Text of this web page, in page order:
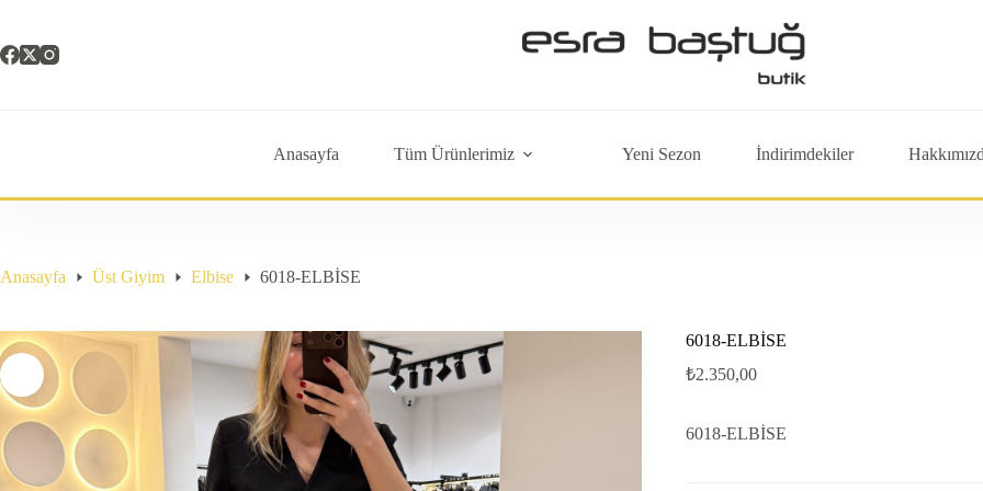
content
Anasayfa Tüm Ürünlerimiz Yeni Sezon İndirimdekiler
Anasayfa Üst Giyim Elbise 6018-ELBİSE
6018-ELBİSE
₺2.350,00
6018-ELBİSE